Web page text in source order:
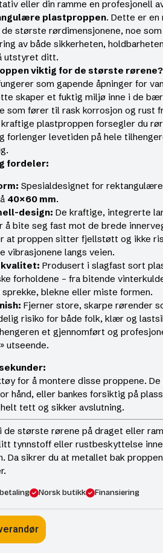
eller din ramme en profesjonell
plastproppen. Dette er en
største rørdimensjonene, noe
av både sikkerheten,
utstyret ditt.
viktig for de største rørene?
som gapende åpninger for
skaper et fuktig miljø inne i de
som fører til rask korrosjon og rust
kraftige plastproppen forsegler du
forlenger levetiden på hele
fordeler:
Spesialdesignet for
40×60 mm.
design: De kraftige, integrerte
å bite seg fast mot de brede
at proppen sitter fjellstøtt og ikke
vibrasjonene langs veien.
Produsert i slagfast sort
forholdene – fra bitende
blekne eller miste formen.
Fjerner store, skarpe rørender
risiko for både folk, klær og
et gjennomført og
utseende.
for å montere disse proppene.
hånd, eller bankes forsiktig på
tett og sikker avslutning.
de største rørene på draget eller
tynnstoff eller rustbeskyttelse
Da sikrer du at metallet bak
Norsk butikk Finansiering